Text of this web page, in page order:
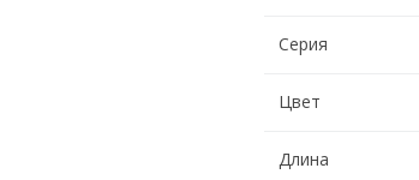
Серия
Цвет
Длина